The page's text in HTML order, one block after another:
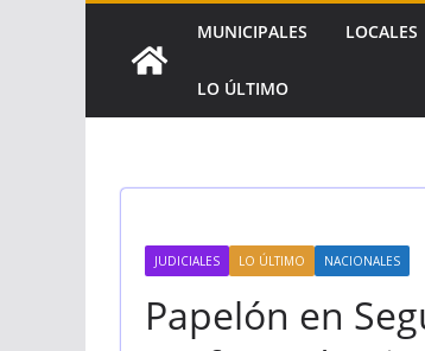
MUNICIPALES LOCALES
LO ÚLTIMO
JUDICIALES LO ÚLTIMO NACIONALES
Papelón en